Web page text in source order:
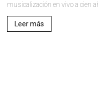
musicalización en vivo a cien
Leer más